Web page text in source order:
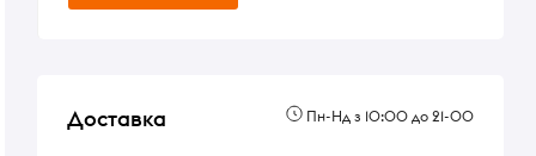
Доставка Пн-Нд з 10:00 до 21-00